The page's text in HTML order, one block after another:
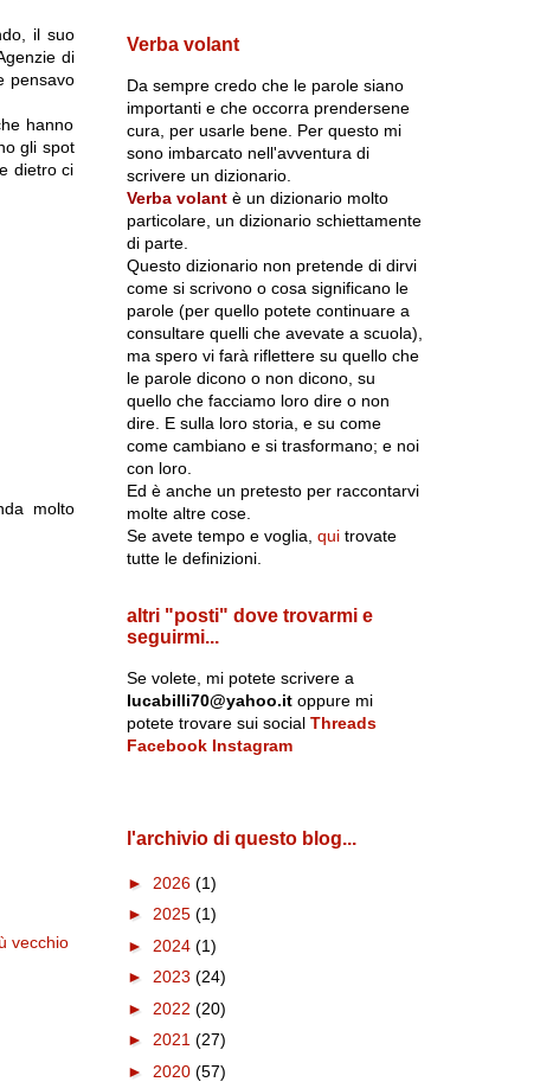
il suo
di
pensavo
hanno
gli spot
dietro ci
molto
vecchio
Verba volant
Da sempre credo che le parole siano
importanti e che occorra prendersene
cura, per usarle bene. Per questo mi
sono imbarcato nell'avventura di
scrivere un dizionario.
Verba volantè un dizionario molto
particolare, un dizionario schiettamente
di parte.
Questo dizionario non pretende di dirvi
come si scrivono o cosa significano le
parole (per quello potete continuare a
consultare quelli che avevate a scuola),
ma spero vi farà riflettere su quello che
le parole dicono o non dicono, su
quello che facciamo loro dire o non
dire. E sulla loro storia, e su come
come cambiano e si trasformano; e noi
con loro.
Ed è anche un pretesto per raccontarvi
molte altre cose.
Se avete tempo e voglia, quitrovate
tutte le definizioni.
altri "posti" dove trovarmi e
seguirmi...
Se volete, mi potete scrivere a
lucabilli70@yahoo.itoppure mi
potete trovare sui social Threads
Facebook Instagram
l'archivio di questo blog...
► 2026 (1)
► 2025 (1)
► 2024 (1)
► 2023 (24)
► 2022 (20)
► 2021 (27)
► 2020 (57)